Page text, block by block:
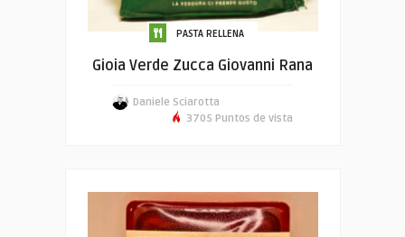
PASTA RELLENA
Gioia Verde Zucca Giovanni Rana
Daniele Sciarotta
3705 Puntos de vista